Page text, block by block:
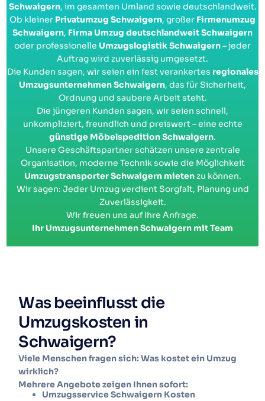
Schwaigern, im gesamten Umland sowie deutschlandweit.
Ob kleiner Privatumzug Schwaigern, großer Firmenumzug
Schwaigern, Firma Umzug deutschlandweit Schwaigern
oder professionelle Umzugslogistik Schwaigern– jeder
Auftrag wird zuverlässig umgesetzt.
Die Kunden sagen, wir seien ein fest verankertes regionales
Umzugsunternehmen Schwaigern, das für Sicherheit,
Ordnung und saubere Arbeit steht.
Die jüngeren Kunden sagen, wir seien schnell,
unkompliziert, freundlich und preiswert – eine echte
günstige Möbelspedition Schwaigern.
Unsere Geschäftspartner schätzen unsere zentrale
Organisation, moderne Technik sowie die Möglichkeit
Umzugstransporter Schwaigern mietenzu können.
Wir sagen: Jeder Umzug verdient Sorgfalt, Planung und
Zuverlässigkeit.
Wir freuen uns auf Ihre Anfrage.
Ihr Umzugsunternehmen Schwaigern mit Team
Was beeinflusst die
Umzugskosten in
Schwaigern?
Viele Menschen fragen sich: Was kostet ein Umzug
wirklich?
Mehrere Angebote zeigen Ihnen sofort:
Umzugsservice Schwaigern Kosten